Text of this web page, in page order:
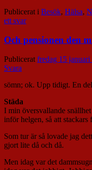
Publicerat i Besök, Hälsa,
ett svar
Och pensionen den
Publicerat fredag 15 januari
Svara
sömn; ok. Upp tidigt. En
Städa
I min översvallande
inför helgen, så att stackars
Som tur är så lovade jag
gjort lite då och då.
Men idag var det